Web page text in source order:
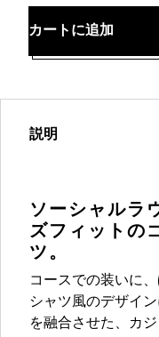
カートに追加
説明
ソーシャルラ
ズフィットの
ツ。
コースでの装いに
シャツ風のデザイ
を融合させた、カ